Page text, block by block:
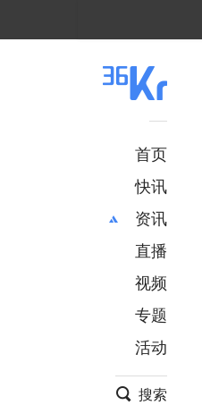
首页
快讯
资讯
推荐
财经
项目推荐
安徽
直播
视频
专题
活动
搜索